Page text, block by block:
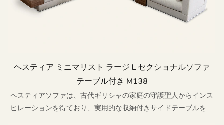
ヘスティア ミニマリスト ラージ L セクショナルソファ
テーブル付き M138
ヘスティアソファは、古代ギリシャの家庭の守護聖人からインス
ピレーションを得ており、実用的な収納付きサイドテーブルを現